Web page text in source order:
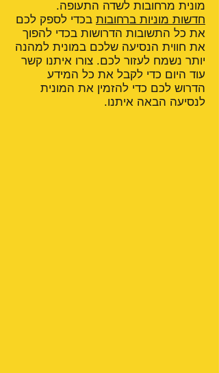
מונית מרחובות לשדה התעופה.
חדשות מוניות ברחובות בכדי לספק לכם
את כל התשובות הדרושות בכדי להפוך
את חווית הנסיעה שלכם במונית למהנה
יותר נשמח לעזור לכם. צורו איתנו קשר
עוד היום כדי לקבל את כל המידע
הדרוש לכם כדי להזמין את המונית
לנסיעה הבאה איתנו.